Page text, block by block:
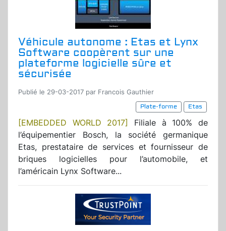
Véhicule autonome : Etas et Lynx
Software coopèrent sur une
plateforme logicielle sûre et
sécurisée
Publié le 29-03-2017 par Francois Gauthier
Plate-forme
Etas
[EMBEDDED WORLD 2017]
Filiale à 100% de
l’équipementier Bosch, la société germanique
Etas, prestataire de services et fournisseur de
briques logicielles pour l’automobile, et
l’américain Lynx Software...